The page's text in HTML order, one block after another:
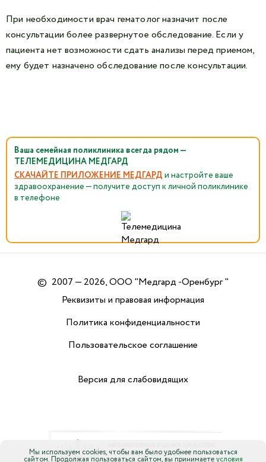
При необходимости врач гематолог назначит после
консультации более развернутое обследование. Если у
пациента нет возможности сдать анализы перед приемом,
ему будет назначено обследование после консультации.
Ваша семейная поликлиника всегда рядом —
ТЕЛЕМЕДИЦИНА МЕДГАРД
СКАЧАЙТЕ ПРИЛОЖЕНИЕ МЕДГАРД и настройте ваше
здравоохранение — получите доступ к личной поликлинике
в телефоне
© 2007 — 2026, ООО "Медгард -Оренбург "
Реквизиты и правовая информация
Политика конфиденциальности
Пользовательское соглашение
Версия для слабовидящих
Мы используем cookies, чтобы вам было удобнее пользоваться
сайтом. Продолжая пользоваться сайтом, вы принимаетеусловия